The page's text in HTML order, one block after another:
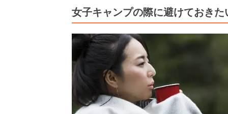
女子キャンプの際に避けておきた